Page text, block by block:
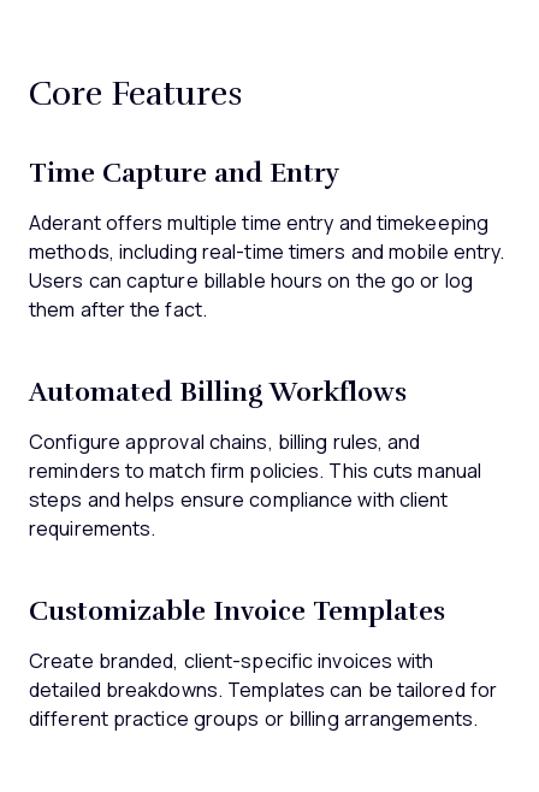
Core Features
Time Capture and Entry
Aderant offers multiple time entry and timekeeping
methods, including real-time timers and mobile entry.
Users can capture billable hours on the go or log
them after the fact.
Automated Billing Workflows
Configure approval chains, billing rules, and
reminders to match firm policies. This cuts manual
steps and helps ensure compliance with client
requirements.
Customizable Invoice Templates
Create branded, client-specific invoices with
detailed breakdowns. Templates can be tailored for
different practice groups or billing arrangements.